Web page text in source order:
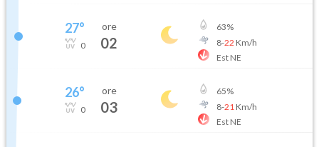
27°
0
ore
02
63%
8-22 Km/h
Est NE
26°
0
ore
03
65%
8-21 Km/h
Est NE